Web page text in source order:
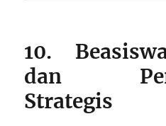
10.
dan
Strategis